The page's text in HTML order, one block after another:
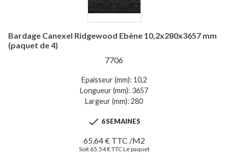
Bardage Canexel Ridgewood Ebène 10,2x280x3657 mm
(paquet de 4)
7706
Epaisseur (mm): 10,2
Longueur (mm): 3657
Largeur (mm): 280
 6 SEMAINES
65,64 € TTC /M2
Soit 65,54 € TTC Le paquet